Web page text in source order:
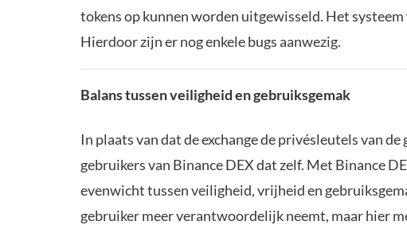
tokens op kunnen worden uitgewisseld. Het
Hierdoor zijn er nog enkele bugs aanwezig.
Balans tussen veiligheid en gebruiksgemak
In plaats van dat de exchange de privésleutels van
gebruikers van Binance DEX dat zelf. Met Binance
evenwicht tussen veiligheid, vrijheid en
gebruiker meer verantwoordelijk neemt, maar hier